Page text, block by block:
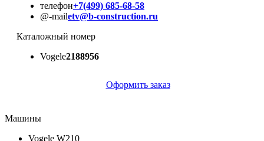
телефон+7(499) 685-68-58
@-mailetv@b-construction.ru
Каталожный номер
Vogele2188956
Оформить заказ
Машины
Vogele W210